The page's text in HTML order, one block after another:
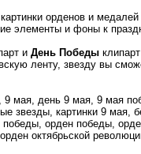
орденов и
элементы и фоны к
и День Победы
ленту, звезду вы
мая, день 9 мая, 9 мая
звезды, картинки 9 мая,
орден победы,
октябрьской